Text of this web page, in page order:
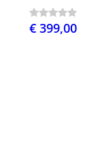
€ 399,00